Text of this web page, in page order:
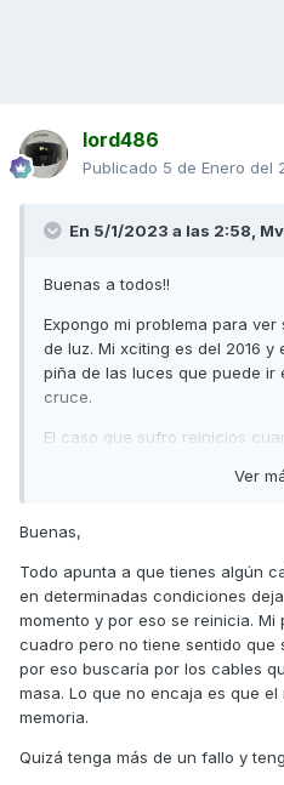
lord486
Publicado 5 de Enero del
En 5/1/2023 a las 2:58,
Buenas a todos!!
Expongo mi problema para
de luz. Mi xciting es del 2016 y
piña de las luces que puede ir
cruce.
El caso que sufro reinicios
realiza un reinicio o testeo
solo que se apagan las luces y
las 12:00.
Me cambiaron hace 5000 km
porque la moto se paraba y
cambiaron sin problemas. La
fatiga y el regulador parece
pruebas pertinentes.
Lo que si he observado es
Ver
Buenas,
Todo apunta a que tienes algún
en determinadas condiciones
momento y por eso se reinicia.
cuadro pero no tiene sentido que
por eso buscaría por los cables
masa. Lo que no encaja es que
memoria.
Quizá tenga más de un fallo y